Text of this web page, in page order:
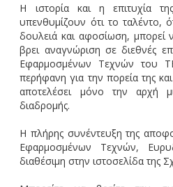
Η ιστορία και η επιτυχία
υπενθυμίζουν ότι το ταλέντο,
δουλειά και αφοσίωση, μπορεί
βρει αναγνώριση σε διεθνές
Εφαρμοσμένων Τεχνών του
περήφανη για την πορεία της
αποτελέσει μόνο την αρχή
διαδρομής.
Η πλήρης συνέντευξη της
Εφαρμοσμένων Τεχνών,
διαθέσιμη στην ιστοσελίδα της